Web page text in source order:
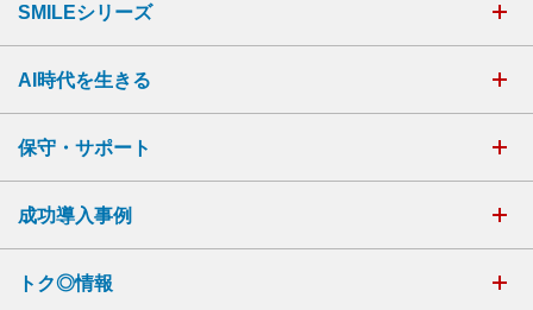
SMILEシリーズ
AI時代を生きる
保守・サポート
成功導入事例
トク◎情報